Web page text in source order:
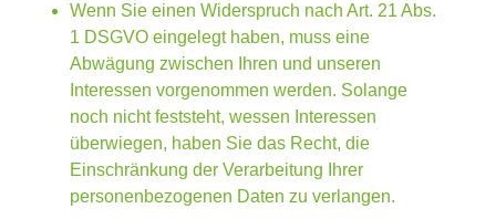
Wenn Sie einen Widerspruch nach Art. 21 Abs.
1 DSGVO eingelegt haben, muss eine
Abwägung zwischen Ihren und unseren
Interessen vorgenommen werden. Solange
noch nicht feststeht, wessen Interessen
überwiegen, haben Sie das Recht, die
Einschränkung der Verarbeitung Ihrer
personenbezogenen Daten zu verlangen.